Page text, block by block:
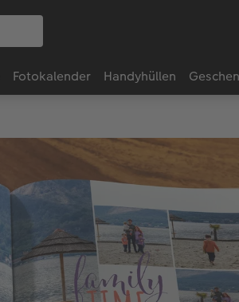
Fotokalender Handyhüllen